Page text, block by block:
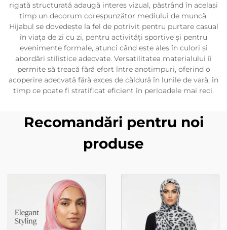
rigată structurată adaugă interes vizual, păstrând în același
timp un decorum corespunzător mediului de muncă.
Hijabul se dovedește la fel de potrivit pentru purtare casual
în viața de zi cu zi, pentru activități sportive și pentru
evenimente formale, atunci când este ales în culori și
abordări stilistice adecvate. Versatilitatea materialului îi
permite să treacă fără efort între anotimpuri, oferind o
acoperire adecvată fără exces de căldură în lunile de vară, în
timp ce poate fi stratificat eficient în perioadele mai reci.
Recomandări pentru noi
produse